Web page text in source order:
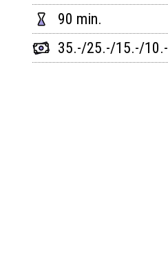
90 min.
35.-/25.-/15.-/10.-